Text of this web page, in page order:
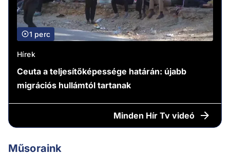
1 perc
Hírek
Ceuta a teljesítőképessége határán: újabb
migrációs hullámtól tartanak
Minden Hír Tv videó
Műsoraink